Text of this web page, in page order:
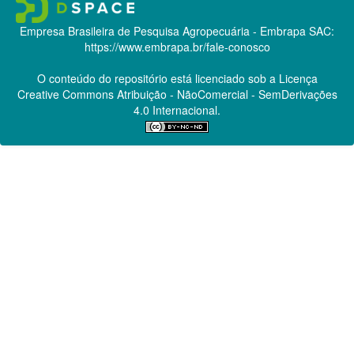
Empresa Brasileira de Pesquisa Agropecuária - Embrapa SAC:
https://www.embrapa.br/fale-conosco
O conteúdo do repositório está licenciado sob a Licença
Creative CommonsAtribuição - NãoComercial - SemDerivações
4.0 Internacional.